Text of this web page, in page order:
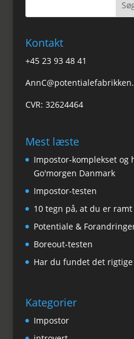
Kontakt
+45 23 93 48 41
CVR: 32624464
Mest læste
Impostor-komplekset og
Go'morgen Danmark
Impostor-testen
10 tegn på, at du er
Potentiale &
Boreout-testen
Har du fundet det rigtige
Kategorier
Impostor